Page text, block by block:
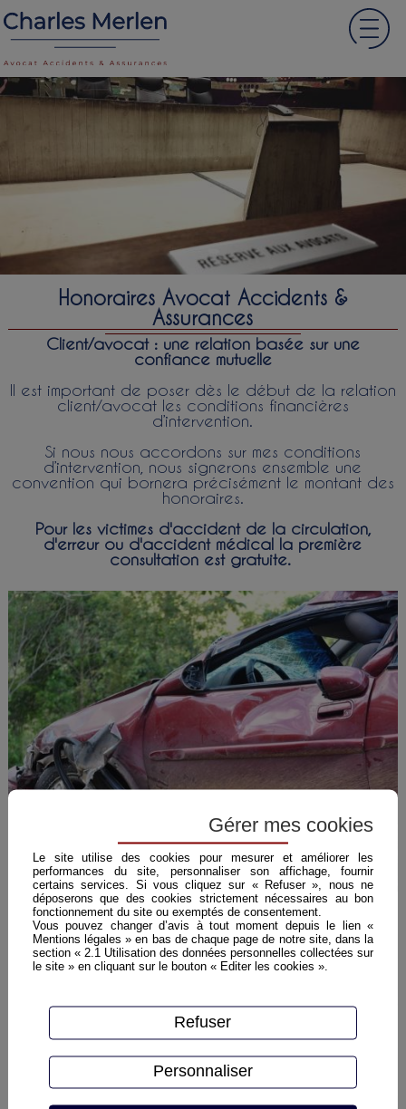
Honoraires Avocat Accidents &
Assurances
Client/avocat : une relation basée sur une
confiance mutuelle
Il est important de poser dès le début de la relation
client/avocat les conditions financières
d’intervention.
Si nous nous accordons sur mes conditions
d’intervention, nous signerons ensemble une
convention qui bornera précisément le montant des
honoraires.
Pour les victimes d'accident de la circulation,
d'erreur ou d'accident médical la première
consultation est gratuite.
Honoraire au temps passé
Selon la difficulté du dossier et la nature des
tâches réalisées mon forfait horaire varie entre
144 € TTC et 180 € TTC de l’heure.
Gérer mes cookies
Le site utilise des cookies pour mesurer et améliorer les
performances du site, personnaliser son affichage, fournir
certains services. Si vous cliquez sur « Refuser », nous ne
déposerons que des cookies strictement nécessaires au bon
fonctionnement du site ou exemptés de consentement.
Vous pouvez changer d’avis à tout moment depuis le lien «
Mentions légales » en bas de chaque page de notre site, dans la
section « 2.1 Utilisation des données personnelles collectées sur
le site » en cliquant sur le bouton « Editer les cookies ».
Refuser
Personnaliser